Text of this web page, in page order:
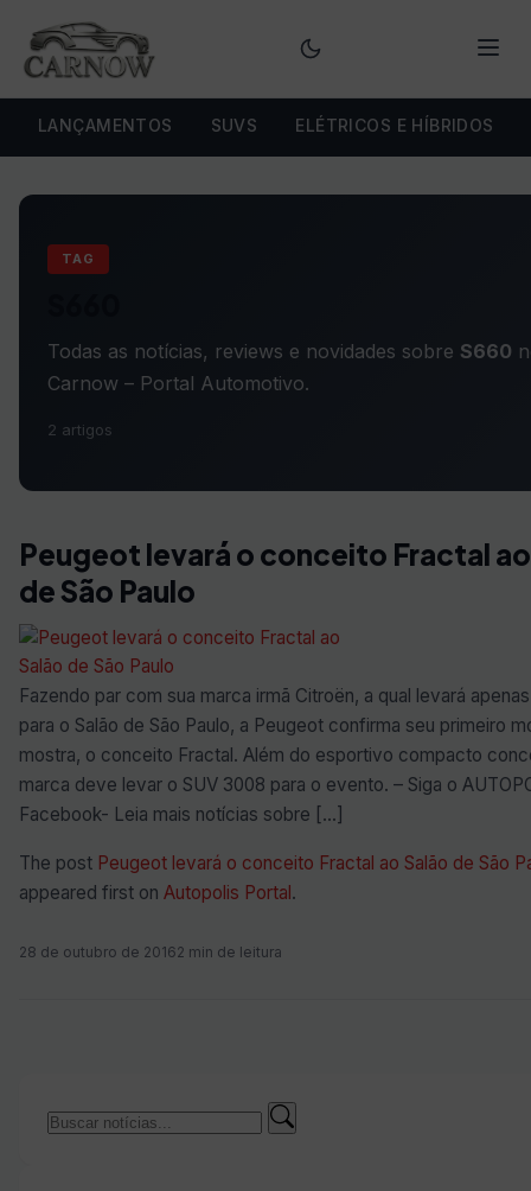
LANÇAMENTOS SUVS ELÉTRICOS E HÍBRIDOS
TAG
Todas as notícias, reviews e novidades sobre S660
Carnow – Portal Automotivo.
2 artigos
Peugeot levará o conceito Fractal
de São Paulo
Fazendo par com sua marca irmã Citroën, a qual levará
para o Salão de São Paulo, a Peugeot confirma seu primeiro
mostra, o conceito Fractal. Além do esportivo compacto
marca deve levar o SUV 3008 para o evento. – Siga o
Facebook- Leia mais notícias sobre […]
The post Peugeot levará o conceito Fractal ao Salão de São
appeared first on Autopolis Portal.
28 de outubro de 20162 min de leitura
Buscar
Buscar